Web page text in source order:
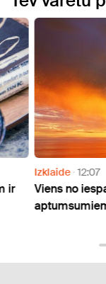
ir
Izklaide 12:07
Viens no